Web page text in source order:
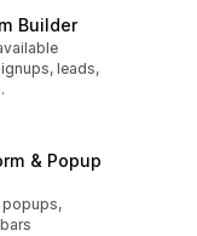
Builder
662
leads,
& Popup
popups,